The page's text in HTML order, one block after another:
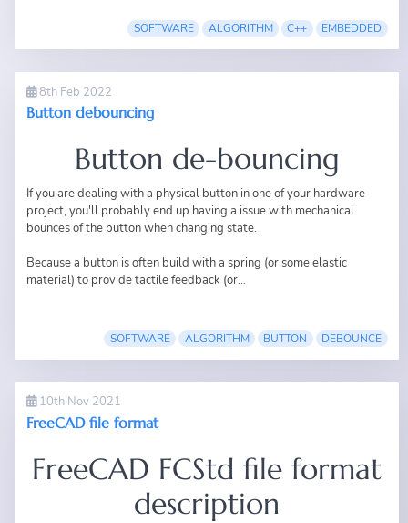
SOFTWARE ALGORITHM C++ EMBEDDED
8th Feb 2022
Button debouncing
Button de-bouncing
If you are dealing with a physical button in one of your hardware
project, you'll probably end up having a issue with mechanical
bounces of the button when changing state.
Because a button is often build with a spring (or some elastic
material) to provide tactile feedback (or...
SOFTWARE ALGORITHM BUTTON DEBOUNCE
10th Nov 2021
FreeCAD file format
FreeCAD FCStd file format
description